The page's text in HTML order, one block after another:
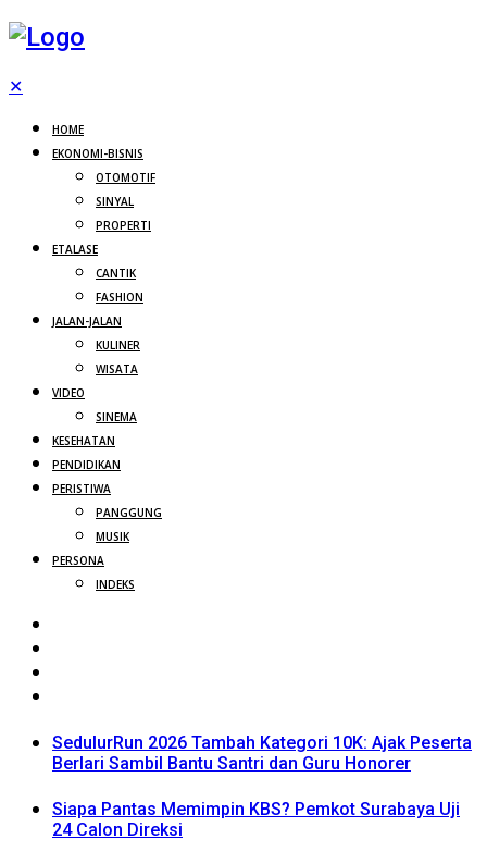
✕
HOME
EKONOMI-BISNIS
OTOMOTIF
SINYAL
PROPERTI
ETALASE
CANTIK
FASHION
JALAN-JALAN
KULINER
WISATA
VIDEO
SINEMA
KESEHATAN
PENDIDIKAN
PERISTIWA
PANGGUNG
MUSIK
PERSONA
INDEKS
SedulurRun 2026 Tambah Kategori 10K: Ajak Peserta
Berlari Sambil Bantu Santri dan Guru Honorer
Siapa Pantas Memimpin KBS? Pemkot Surabaya Uji
24 Calon Direksi